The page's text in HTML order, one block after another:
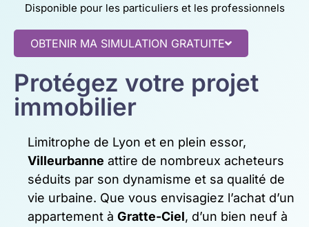
Disponible pour les particuliers et les professionnels
OBTENIR MA SIMULATION GRATUITE
Protégez votre projet
immobilier
Limitrophe de Lyon et en plein essor,
Villeurbanne attire de nombreux acheteurs
séduits par son dynamisme et sa qualité de
vie urbaine. Que vous envisagiez l’achat d’un
appartement àGratte-Ciel, d’un bien neuf à